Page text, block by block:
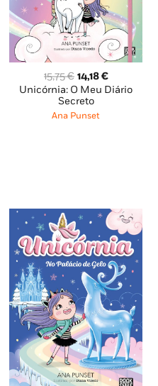
15,75€ O
preço
original
era:
14,18€O
preço
Unicórnia: O Meu Diário
Secreto
Ana Punset